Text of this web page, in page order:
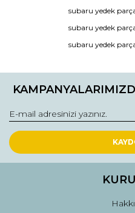
Ürün fiyatı diğer sitelerden
Bu ürüne benzer farklı
subaru yedek
subaru yedek
subaru yedek